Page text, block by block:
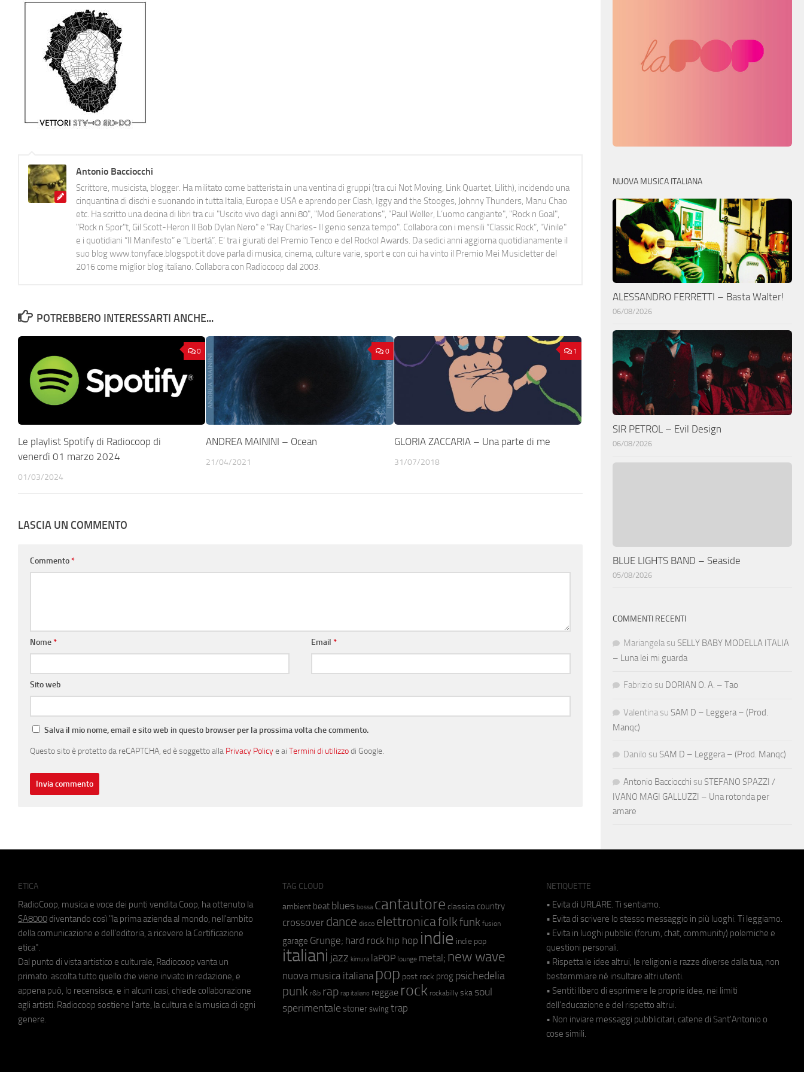
Antonio Bacciocchi
Scrittore, musicista, blogger. Ha militato come batterista in una ventina di gruppi (tra cui Not Moving, Link Quartet, Lilith), incidendo una
cinquantina di dischi e suonando in tutta Italia, Europa e USA e aprendo per Clash, Iggy and the Stooges, Johnny Thunders, Manu Chao
etc. Ha scritto una decina di libri tra cui "Uscito vivo dagli anni 80", "Mod Generations", "Paul Weller, L’uomo cangiante", "Rock n Goal",
"Rock n Spor"t, Gil Scott-Heron Il Bob Dylan Nero" e "Ray Charles- Il genio senza tempo". Collabora con i mensili “Classic Rock”, "Vinile"
e i quotidiani “Il Manifesto” e “Libertà”. E' tra i giurati del Premio Tenco e del Rockol Awards. Da sedici anni aggiorna quotidianamente il
suo blog www.tonyface.blogspot.it dove parla di musica, cinema, culture varie, sport e con cui ha vinto il Premio Mei Musicletter del
2016 come miglior blog italiano. Collabora con Radiocoop dal 2003.
POTREBBERO INTERESSARTI ANCHE...
0
Le playlist Spotify di Radiocoop di
venerdì 01 marzo 2024
01/03/2024
0
ANDREA MAININI – Ocean
21/04/2021
1
GLORIA ZACCARIA – Una parte di me
31/07/2018
LASCIA UN COMMENTO
Commento*
Nome* Email*
Sito web
Salva il mio nome, email e sito web in questo browser per la prossima volta che commento.
Questo sito è protetto da reCAPTCHA, ed è soggetto alla Privacy Policye ai Termini di utilizzodi Google.
NUOVA MUSICA ITALIANA
ALESSANDRO FERRETTI – Basta Walter!
06/08/2026
SIR PETROL – Evil Design
06/08/2026
BLUE LIGHTS BAND – Seaside
05/08/2026
COMMENTI RECENTI
Mariangela su SELLY BABY MODELLA ITALIA
– Luna lei mi guarda
Fabrizio su DORIAN O. A. – Tao
Valentina su SAM D – Leggera – (Prod.
Manqc)
Danilo su SAM D – Leggera – (Prod. Manqc)
Antonio Bacciocchi su STEFANO SPAZZI /
IVANO MAGI GALLUZZI – Una rotonda per
amare
ETICA
RadioCoop, musica e voce dei punti vendita Coop, ha ottenuto la
SA8000 diventando così "la prima azienda al mondo, nell'ambito
della comunicazione e dell'editoria, a ricevere la Certificazione
etica".
Dal punto di vista artistico e culturale, Radiocoop vanta un
primato: ascolta tutto quello che viene inviato in redazione, e
appena può, lo recensisce, e in alcuni casi, chiede collaborazione
agli artisti. Radiocoop sostiene l'arte, la cultura e la musica di ogni
genere.
TAG CLOUD
ambient beat blues bossa cantautore classica country
crossover dance disco elettronicafolkfunk fusion
garage Grunge; hard rock hip hop indie indie pop
italiani jazz kimura laPOP lounge metal; new wave
nuova musica italiana pop post rock prog psichedelia
punk r&b rap rap italiano reggae rock rockabilly ska soul
sperimentale stoner swing trap
NETIQUETTE
• Evita di URLARE. Ti sentiamo.
• Evita di scrivere lo stesso messaggio in più luoghi. Ti leggiamo.
• Evita in luoghi pubblici (forum, chat, community) polemiche e
questioni personali.
• Rispetta le idee altrui, le religioni e razze diverse dalla tua, non
bestemmiare né insultare altri utenti.
• Sentiti libero di esprimere le proprie idee, nei limiti
dell'educazione e del rispetto altrui.
• Non inviare messaggi pubblicitari, catene di Sant'Antonio o
cose simili.